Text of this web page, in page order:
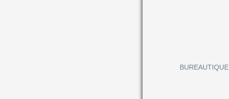
BUREAUTIQUE